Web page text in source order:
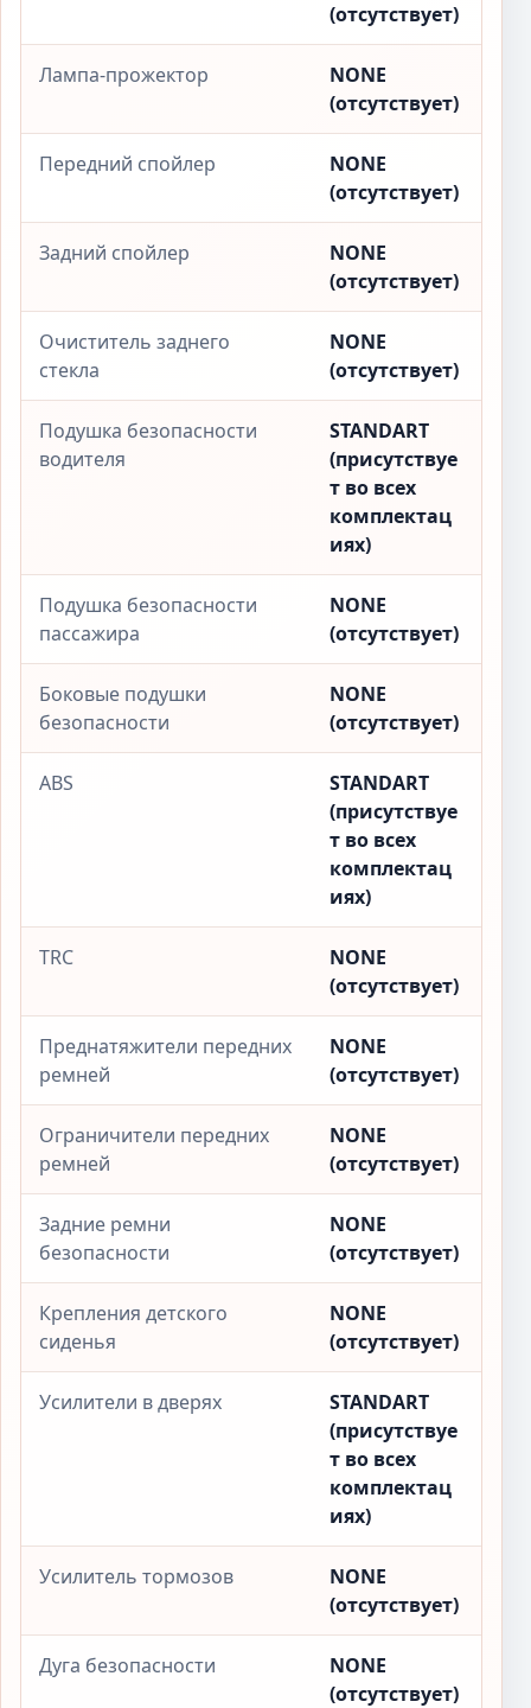
(отсутствует)
Лампа-прожектор
NONE
(отсутствует)
Передний спойлер
NONE
(отсутствует)
Задний спойлер
NONE
(отсутствует)
Очиститель заднего
стекла
NONE
(отсутствует)
Подушка безопасности
водителя
STANDART
(присутствуе
т во всех
комплектац
иях)
Подушка безопасности
пассажира
NONE
(отсутствует)
Боковые подушки
безопасности
NONE
(отсутствует)
ABS
STANDART
(присутствуе
т во всех
комплектац
иях)
TRC
NONE
(отсутствует)
Преднатяжители передних
ремней
NONE
(отсутствует)
Ограничители передних
ремней
NONE
(отсутствует)
Задние ремни
безопасности
NONE
(отсутствует)
Крепления детского
сиденья
NONE
(отсутствует)
Усилители в дверях
STANDART
(присутствуе
т во всех
комплектац
иях)
Усилитель тормозов
NONE
(отсутствует)
Дуга безопасности
NONE
(отсутствует)